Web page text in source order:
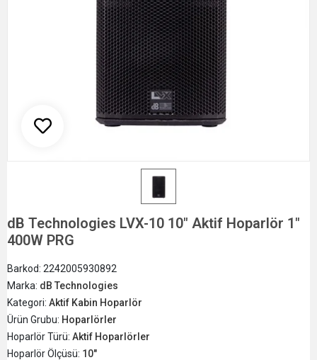
dB Technologies LVX-10 10" Aktif Hoparlör 1"
400W PRG
Barkod: 2242005930892
Marka: dB Technologies
Kategori: Aktif Kabin Hoparlör
Ürün Grubu: Hoparlörler
Hoparlör Türü: Aktif Hoparlörler
Hoparlör Ölçüsü: 10"